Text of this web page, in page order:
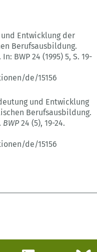
Entwicklung der
Berufsausbildung.
In: BWP 24 (1995) 5, S. 19-
de/15156
und Entwicklung
Berufsausbildung.
BWP24 (5), 19-24.
de/15156